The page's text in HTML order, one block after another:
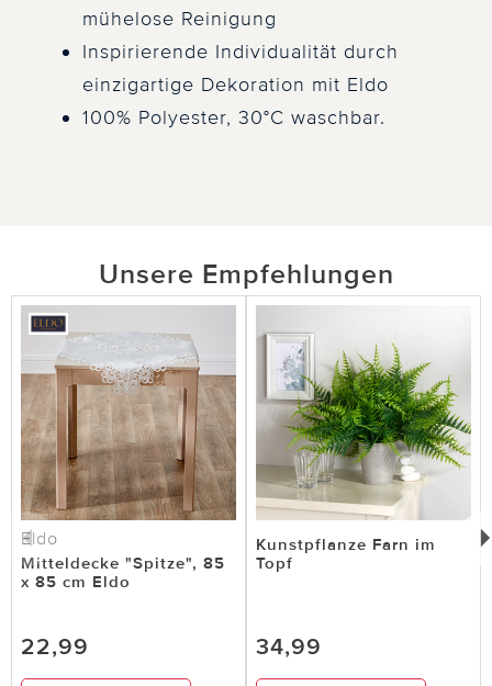
mühelose Reinigung
Inspirierende Individualität durch
einzigartige Dekoration mit Eldo
100% Polyester, 30°C waschbar.
Unsere Empfehlungen
Eldo
Mitteldecke "Spitze", 85
x 85 cm Eldo
22,99
Kunstpflanze Farn im
Topf
34,99